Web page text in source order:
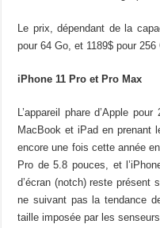
Le prix, dépendant de la
pour 64 Go, et 1189$ pour 256
iPhone 11 Pro et Pro Max
L’appareil phare d’Apple
MacBook et iPad en prenant
encore une fois cette année
Pro de 5.8 pouces, et
d’écran (notch) reste présent
ne suivant pas la tendance
taille imposée par les